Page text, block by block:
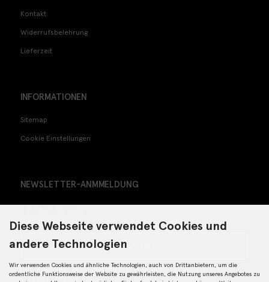
Kontakt
Widerrufsbelehrung
Lieferzeit
INFORMATIONEN
Sitemap
Cookie Einstellungen
NEWSLETTER-ANMMELDUNG
ABONNIEREN
Der Newsletter kann jederzeit hier oder in Ihrem Kundenkonto
abbestellt werden.
Diese Webseite verwendet Cookies und
andere Technologien
Wir verwenden Cookies und ähnliche Technologien, auch von Drittanbietern, um die
ordentliche Funktionsweise der Website zu gewährleisten, die Nutzung unseres Angebotes zu